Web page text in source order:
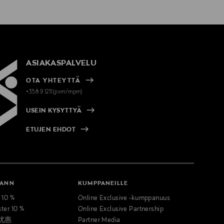
ASIAKASPALVELU
OTA YHTEYTTÄ
+358 9 1211(pvm/mpm)
USEIN KYSYTTYÄ
ETUJEN EHDOT
%
10 %
惠
KUMPPANEILLE
Online Exclusive -kumppanuus
Online Exclusive Partnership
Partner Media